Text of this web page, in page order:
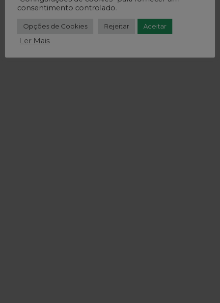
consentimento controlado.
Opções de Cookies Rejeitar Aceitar
Ler Mais